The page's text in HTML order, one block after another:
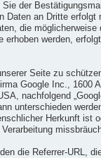
der
Daten an Dritte erfolgt
die möglicherweise
erhoben werden,
Seite zu
Google Inc., 1600
nachfolgend
unterschieden
Herkunft ist
die Referrer-URL,